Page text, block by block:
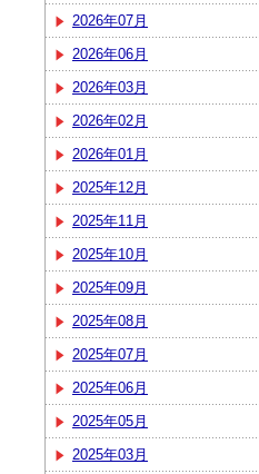
2026年07月
2026年06月
2026年03月
2026年02月
2026年01月
2025年12月
2025年11月
2025年10月
2025年09月
2025年08月
2025年07月
2025年06月
2025年05月
2025年03月